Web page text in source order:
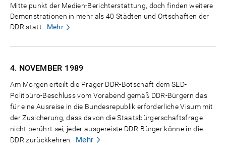
Mittelpunkt der Medien-Berichterstattung, doch finden weitere
Demonstrationen in mehr als 40 Städten und Ortschaften der
DDR statt. Mehr
4. NOVEMBER 1989
Am Morgen erteilt die Prager DDR-Botschaft dem SED-
Politbüro-Beschluss vom Vorabend gemäß DDR-Bürgern das
für eine Ausreise in die Bundesrepublik erforderliche Visum mit
der Zusicherung, dass davon die Staatsbürgerschaftsfrage
nicht berührt sei; jeder ausgereiste DDR-Bürger könne in die
DDR zurückkehren.
Mehr